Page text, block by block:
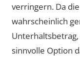
verringern. Da
wahrscheinlich
sinnvolle Option